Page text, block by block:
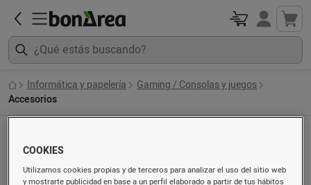
Informática y papelería
Gaming / Consolas y juegos
Accesorios
Ordenado por
COOKIES
Utilizamos cookies propias y de terceros para analizar el uso del sitio web
y mostrarte publicidad en base a un perfil elaborado a partir de tus hábitos